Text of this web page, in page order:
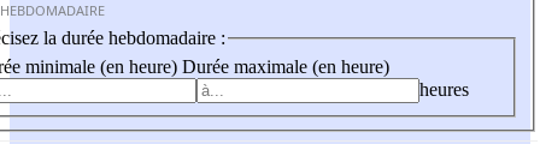
la durée hebdomadaire :
minimale (en heure) Durée maximale (en heure)
heures